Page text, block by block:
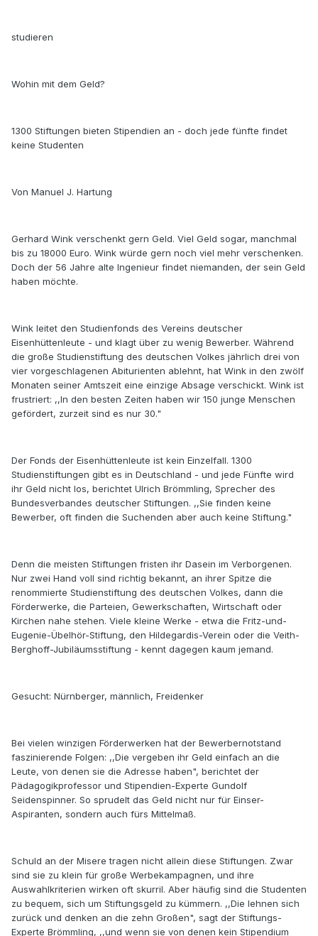
studieren
Wohin mit dem Geld?
1300 Stiftungen bieten Stipendien an - doch jede fünfte findet
keine Studenten
Von Manuel J. Hartung
Gerhard Wink verschenkt gern Geld. Viel Geld sogar, manchmal
bis zu 18000 Euro. Wink würde gern noch viel mehr verschenken.
Doch der 56 Jahre alte Ingenieur findet niemanden, der sein Geld
haben möchte.
Wink leitet den Studienfonds des Vereins deutscher
Eisenhüttenleute - und klagt über zu wenig Bewerber. Während
die große Studienstiftung des deutschen Volkes jährlich drei von
vier vorgeschlagenen Abiturienten ablehnt, hat Wink in den zwölf
Monaten seiner Amtszeit eine einzige Absage verschickt. Wink ist
frustriert: ,,In den besten Zeiten haben wir 150 junge Menschen
gefördert, zurzeit sind es nur 30."
Der Fonds der Eisenhüttenleute ist kein Einzelfall. 1300
Studienstiftungen gibt es in Deutschland - und jede Fünfte wird
ihr Geld nicht los, berichtet Ulrich Brömmling, Sprecher des
Bundesverbandes deutscher Stiftungen. ,,Sie finden keine
Bewerber, oft finden die Suchenden aber auch keine Stiftung."
Denn die meisten Stiftungen fristen ihr Dasein im Verborgenen.
Nur zwei Hand voll sind richtig bekannt, an ihrer Spitze die
renommierte Studienstiftung des deutschen Volkes, dann die
Förderwerke, die Parteien, Gewerkschaften, Wirtschaft oder
Kirchen nahe stehen. Viele kleine Werke - etwa die Fritz-und-
Eugenie-Übelhör-Stiftung, den Hildegardis-Verein oder die Veith-
Berghoff-Jubiläumsstiftung - kennt dagegen kaum jemand.
Gesucht: Nürnberger, männlich, Freidenker
Bei vielen winzigen Förderwerken hat der Bewerbernotstand
faszinierende Folgen: ,,Die vergeben ihr Geld einfach an die
Leute, von denen sie die Adresse haben", berichtet der
Pädagogikprofessor und Stipendien-Experte Gundolf
Seidenspinner. So sprudelt das Geld nicht nur für Einser-
Aspiranten, sondern auch fürs Mittelmaß.
Schuld an der Misere tragen nicht allein diese Stiftungen. Zwar
sind sie zu klein für große Werbekampagnen, und ihre
Auswahlkriterien wirken oft skurril. Aber häufig sind die Studenten
zu bequem, sich um Stiftungsgeld zu kümmern. ,,Die lehnen sich
zurück und denken an die zehn Großen", sagt der Stiftungs-
Experte Brömmling, ,,und wenn sie von denen kein Stipendium